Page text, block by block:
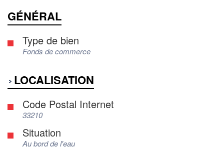
GÉNÉRAL
Type de bien
Fonds de commerce
LOCALISATION
Code Postal Internet
33210
Situation
Au bord de l'eau